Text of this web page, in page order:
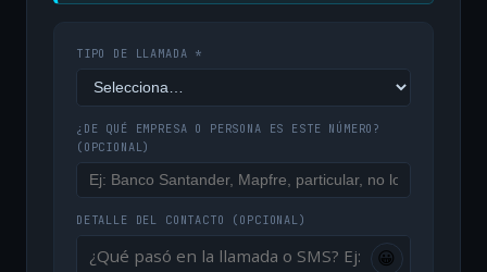
TIPO DE LLAMADA *
¿DE QUÉ EMPRESA O PERSONA ES ESTE NÚMERO?
(OPCIONAL)
DETALLE DEL CONTACTO (OPCIONAL)
😀